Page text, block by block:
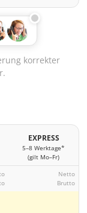
korrekter
EXPRESS
5–8 Werktage*
(gilt Mo–Fr)
Netto
Brutto